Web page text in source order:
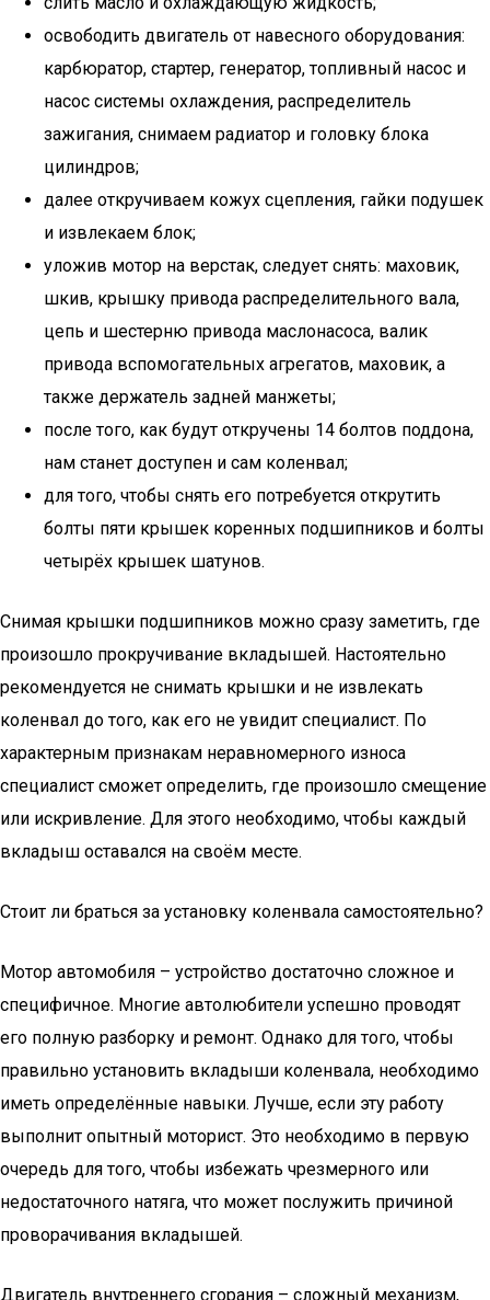
освободить двигатель от навесного оборудования:
карбюратор, стартер, генератор, топливный насос и
насос системы охлаждения, распределитель
зажигания, снимаем радиатор и головку блока
цилиндров;
далее откручиваем кожух сцепления, гайки подушек
и извлекаем блок;
уложив мотор на верстак, следует снять: маховик,
шкив, крышку привода распределительного вала,
цепь и шестерню привода маслонасоса, валик
привода вспомогательных агрегатов, маховик, а
также держатель задней манжеты;
после того, как будут откручены 14 болтов поддона,
нам станет доступен и сам коленвал;
для того, чтобы снять его потребуется открутить
болты пяти крышек коренных подшипников и болты
четырёх крышек шатунов.
Снимая крышки подшипников можно сразу заметить, где
произошло прокручивание вкладышей. Настоятельно
рекомендуется не снимать крышки и не извлекать
коленвал до того, как его не увидит специалист. По
характерным признакам неравномерного износа
специалист сможет определить, где произошло смещение
или искривление. Для этого необходимо, чтобы каждый
вкладыш оставался на своём месте.
Стоит ли браться за установку коленвала самостоятельно?
Мотор автомобиля – устройство достаточно сложное и
специфичное. Многие автолюбители успешно проводят
его полную разборку и ремонт. Однако для того, чтобы
правильно установить вкладыши коленвала, необходимо
иметь определённые навыки. Лучше, если эту работу
выполнит опытный моторист. Это необходимо в первую
очередь для того, чтобы избежать чрезмерного или
недостаточного натяга, что может послужить причиной
проворачивания вкладышей.
Двигатель внутреннего сгорания – сложный механизм,